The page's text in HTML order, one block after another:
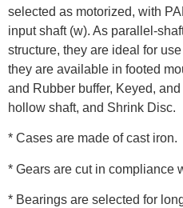
selected as motorized, with
input shaft (w). As parallel-
structure, they are ideal for
they are available in footed
and Rubber buffer, Keyed,
hollow shaft, and Shrink Disc.
* Cases are made of cast iron.
* Gears are cut in compliance
* Bearings are selected for